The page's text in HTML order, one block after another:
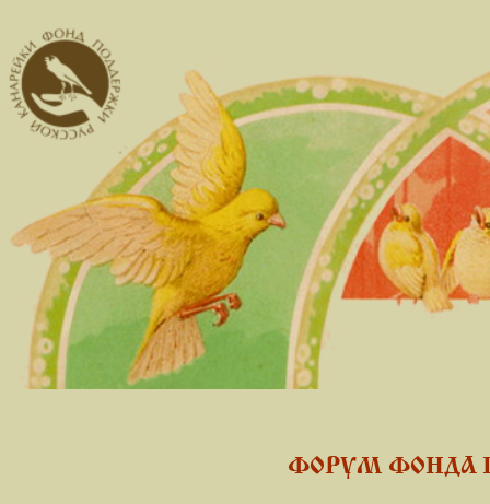
ФОРУМ ФОНДА